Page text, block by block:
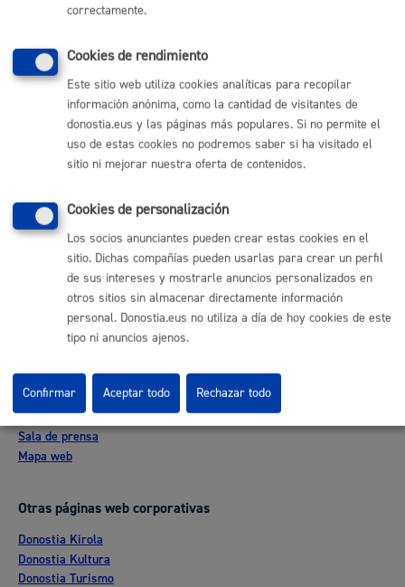
Volver al índice Volver atrás
Comunícate con el Ayuntamiento de Donostia / San
Sebastián
010(gratuito desde Donostia / San Sebastián)
(+34) 943 481 000
Buzón de la ciudadanía
Informar de un error en la web
Enlaces útiles
Perfil del contratante
Sede electrónica
Mapas - GeoDonostia
Sala de prensa
Mapa web
Otras páginas web corporativas
Donostia Kirola
Donostia Kultura
Donostia Turismo
correctamente.
Cookies de rendimiento
Este sitio web utiliza cookies analíticas para recopilar
información anónima, como la cantidad de visitantes de
donostia.eus y las páginas más populares. Si no permite el
uso de estas cookies no podremos saber si ha visitado el
sitio ni mejorar nuestra oferta de contenidos.
Cookies de personalización
Los socios anunciantes pueden crear estas cookies en el
sitio. Dichas compañías pueden usarlas para crear un perfil
de sus intereses y mostrarle anuncios personalizados en
otros sitios sin almacenar directamente información
personal. Donostia.eus no utiliza a día de hoy cookies de este
tipo ni anuncios ajenos.
Rechazar todo
Confirmar Aceptar todo